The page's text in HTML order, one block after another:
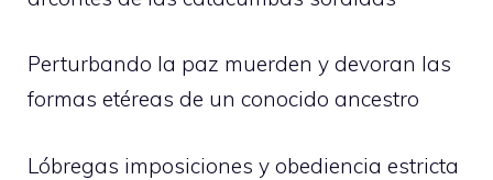
Perturbando la paz muerden y devoran las
formas etéreas de un conocido ancestro
Lóbregas imposiciones y obediencia estricta